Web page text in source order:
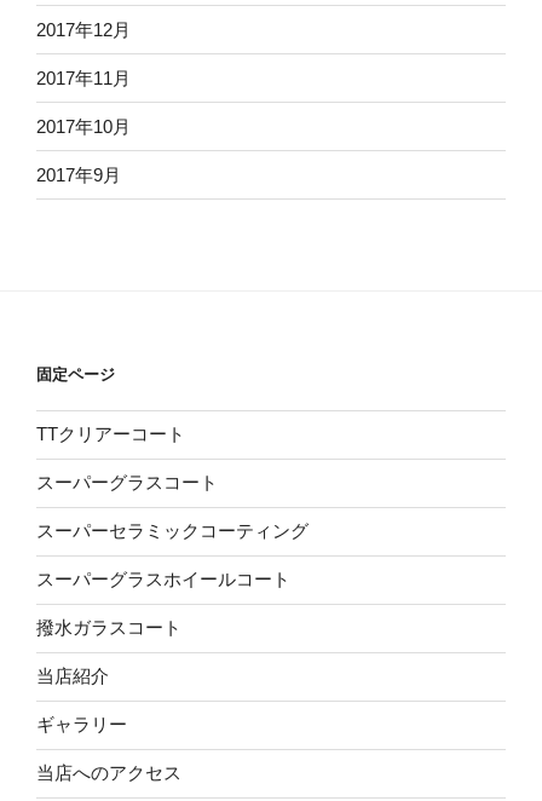
2017年12月
2017年11月
2017年10月
2017年9月
固定ページ
TTクリアーコート
スーパーグラスコート
スーパーセラミックコーティング
スーパーグラスホイールコート
撥水ガラスコート
当店紹介
ギャラリー
当店へのアクセス